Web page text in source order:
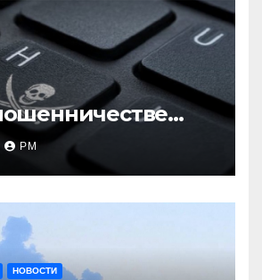
в содействие
РМ
НОВОСТИ